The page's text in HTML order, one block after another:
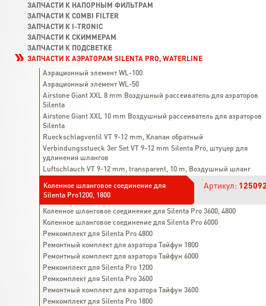
ЗАПЧАСТИ К НАПОРНЫМ ФИЛЬТРАМ
ЗАПЧАСТИ К COMBI FILTER
ЗАПЧАСТИ К I-TRONIC
ЗАПЧАСТИ К СКИММЕРАМ
ЗАПЧАСТИ К ПОДСВЕТКЕ
ЗАПЧАСТИ К АЭРАТОРАМ SILENTA PRO, WATERLINE
Аэрационный элемент WL-100
Аэрационный элемент WL-50
Airstone Giant XXL 8 mm Воздушный рассеиватель для аэраторов
Silenta
Airstone Giant XXL 10 mm Воздушный рассеиватель для аэраторов
Silenta
Rueckschlagventil VT 9-12 mm, Клапан обратный
Verbindungsstueck 3er Set VT 9-12 mm Silenta Pro, штуцер для
удлинения шлангов
Luftschlauch VT 9-12 mm, transparent, 10 m, Воздушный шланг
Коленное шланговое соединение для
Silenta Pro1200, 1800
Артикул:
Коленное шланговое соединение для Silenta Pro 3600, 4800
Коленное шланговое соединение для Silenta Pro 6000
Ремкомплект для Silenta Pro 4800
Ремонтный комплект для аэратора Тайфун 1800
Ремонтный комплект для аэратора Тайфун 6000
Ремкомплект для Silenta Pro 1200
Ремкомплект для Silenta Pro 3600
Ремонтный комплект для аэратора Тайфун 3600
Ремкомплект для Silenta Pro 1800